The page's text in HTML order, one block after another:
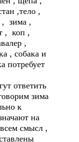
,тело ,
, зима ,
, коп ,
,
, собака и
потребует
ответить
зима
к
на
смысл ,